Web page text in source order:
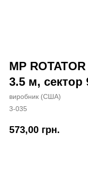
MP
3.5 м, сектор
виробник (США)
3-035
573,00 грн.